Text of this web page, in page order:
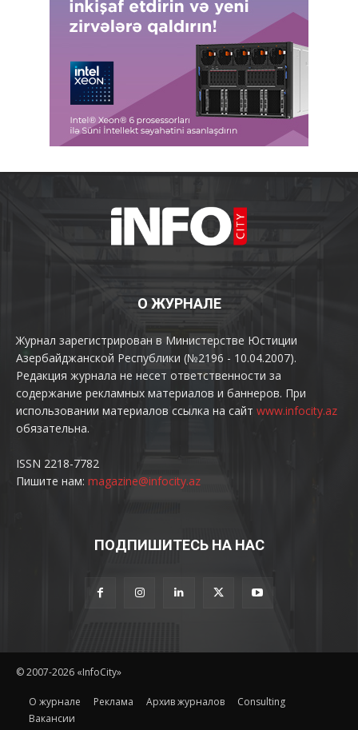
О ЖУРНАЛЕ
Журнал зарегистрирован в Министерстве Юстиции
Азербайджанской Республики (№2196 - 10.04.2007).
Редакция журнала не несет ответственности за
содержание рекламных материалов и баннеров. При
использовании материалов ссылка на сайт www.infocity.az
обязательна.
ISSN 2218-7782
Пишите нам: magazine@infocity.az
ПОДПИШИТЕСЬ НА НАС
© 2007-2026 «InfoCity»
O журнале Реклама Архив журналов
Consulting
Вакансии